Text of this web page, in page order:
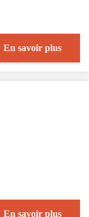
En savoir plus
En savoir plus